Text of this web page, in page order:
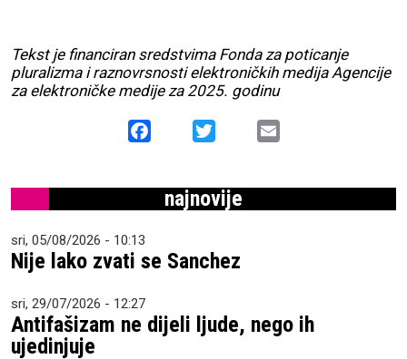
Tekst je financiran sredstvima Fonda za poticanje
pluralizma i raznovrsnosti elektroničkih medija Agencije
za elektroničke medije za 2025. godinu
Facebook
najnovije
sri, 05/08/2026 - 10:13
Nije lako zvati se Sanchez
sri, 29/07/2026 - 12:27
Antifašizam ne dijeli ljude, nego ih
ujedinjuje